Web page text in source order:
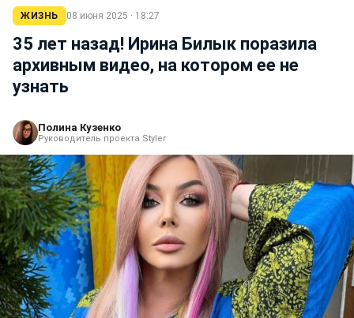
ЖИЗНЬ 08 июня 2025 · 18:27
35 лет назад! Ирина Билык поразила
архивным видео, на котором ее не
узнать
Полина Кузенко
Руководитель проекта Styler